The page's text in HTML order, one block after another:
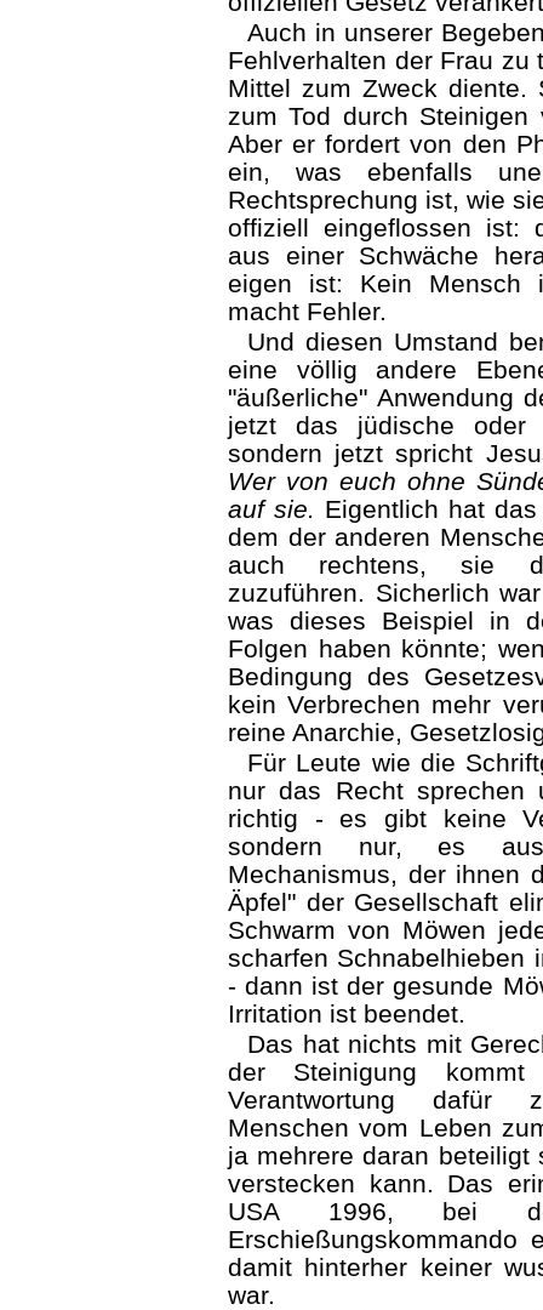
Auch in unserer
Fehlverhalten der Frau zu
Mittel zum Zweck
zum Tod durch
Aber er fordert von den
ein, was ebenfalls
Rechtsprechung ist, wie
offiziell eingeflossen ist:
aus einer Schwäche
eigen ist: Kein Mensch
macht Fehler.
Und diesen Umstand
eine völlig andere
"äußerliche" Anwendung
jetzt das jüdische oder
sondern jetzt spricht
Wer von euch ohne
auf sie. Eigentlich hat
dem der anderen
auch rechtens, sie
zuzuführen. Sicherlich
was dieses Beispiel in
Folgen haben könnte;
Bedingung des
kein Verbrechen mehr
reine Anarchie,
Für Leute wie die
nur das Recht sprechen
richtig - es gibt keine
sondern nur, es
Mechanismus, der ihnen
Äpfel" der Gesellschaft
Schwarm von Möwen
scharfen Schnabelhieben
- dann ist der gesunde
Irritation ist beendet.
Das hat nichts mit
der Steinigung
Verantwortung dafür
Menschen vom Leben
ja mehrere daran
verstecken kann. Das
USA 1996, bei
Erschießungskommando
damit hinterher keiner
war.